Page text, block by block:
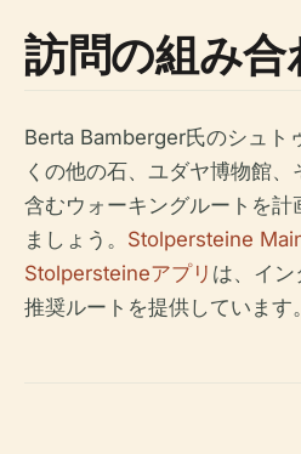
訪問の組み合
Berta Bamberger氏のシュト
くの他の石、ユダヤ博物館
含むウォーキングルートを
ましょう。 Stolpersteine
Stolpersteineアプリ は、イン
推奨ルートを提供しています。